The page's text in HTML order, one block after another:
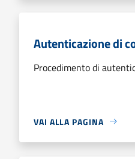
Autenticazione di
Procedimento di
VAI ALLA PAGINA